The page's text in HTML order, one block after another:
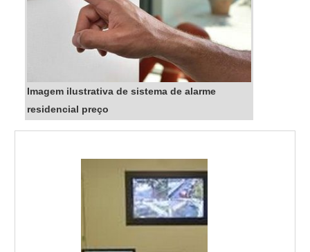
Imagem ilustrativa de sistema de alarme
residencial preço